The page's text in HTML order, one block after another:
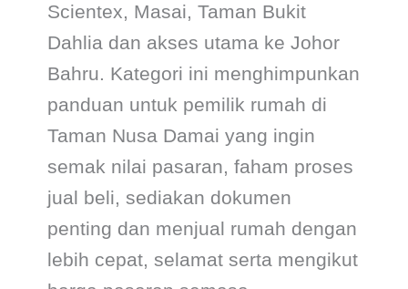
Scientex, Masai, Taman Bukit
Dahlia dan akses utama ke Johor
Bahru. Kategori ini menghimpunkan
panduan untuk pemilik rumah di
Taman Nusa Damai yang ingin
semak nilai pasaran, faham proses
jual beli, sediakan dokumen
penting dan menjual rumah dengan
lebih cepat, selamat serta mengikut